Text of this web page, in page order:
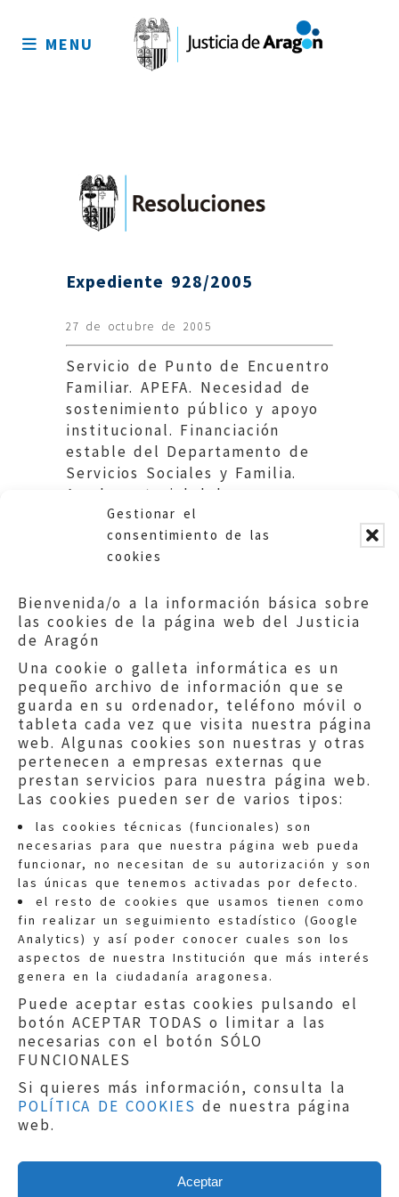
Gestionar el
consentimiento de las
cookies
Bienvenida/o a la información básica sobre
las cookies de la página web del Justicia
de Aragón
Una cookie o galleta informática es un
pequeño archivo de información que se
guarda en su ordenador, teléfono móvil o
tableta cada vez que visita nuestra página
web. Algunas cookies son nuestras y otras
pertenecen a empresas externas que
prestan servicios para nuestra página web.
Las cookies pueden ser de varios tipos:
las cookies técnicas (funcionales) son
necesarias para que nuestra página web pueda
funcionar, no necesitan de su autorización y son
las únicas que tenemos activadas por defecto.
el resto de cookies que usamos tienen como
fin realizar un seguimiento estadístico (Google
Analytics) y así poder conocer cuales son los
aspectos de nuestra Institución que más interés
genera en la ciudadanía aragonesa.
Puede aceptar estas cookies pulsando el
botón ACEPTAR TODAS o limitar a las
necesarias con el botón SÓLO
FUNCIONALES
Si quieres más información, consulta la
POLÍTICA DE COOKIES de nuestra página
web.
Aceptar
sitio
MENU
Expediente 928/2005
27 de octubre de 2005
Servicio de Punto de Encuentro
Familiar. APEFA. Necesidad de
sostenimiento público y apoyo
institucional. Financiación
estable del Departamento de
Servicios Sociales y Familia.
Ayuda material del
Ayuntamiento de Zaragoza.
Quejas:quejas@eljusticiadearagon.es
Información general:
informacion@eljusticiadearagon.es
Teléfonos:900 210 210/
Aviso legal|Política de privacidad|
Protección de Datos
Política de cookies